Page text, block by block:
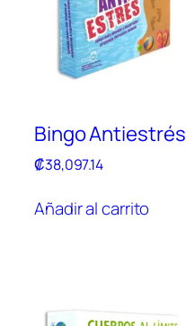
Bingo Antiestrés
₡38,097.14
Añadir al carrito